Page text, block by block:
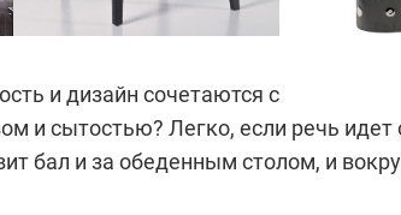
и дизайн сочетаются с
и сытостью? Легко, если речь идет
бал и за обеденным столом, и